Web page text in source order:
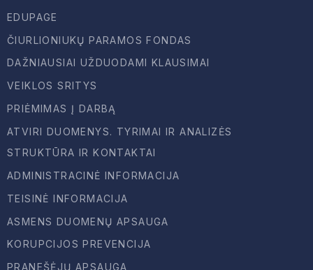
EDUPAGE
ČIURLIONIUKŲ PARAMOS FONDAS
DAŽNIAUSIAI UŽDUODAMI KLAUSIMAI
VEIKLOS SRITYS
PRIĖMIMAS Į DARBĄ
ATVIRI DUOMENYS. TYRIMAI IR ANALIZĖS
STRUKTŪRA IR KONTAKTAI
ADMINISTRACINĖ INFORMACIJA
TEISINĖ INFORMACIJA
ASMENS DUOMENŲ APSAUGA
KORUPCIJOS PREVENCIJA
PRANEŠĖJŲ APSAUGA